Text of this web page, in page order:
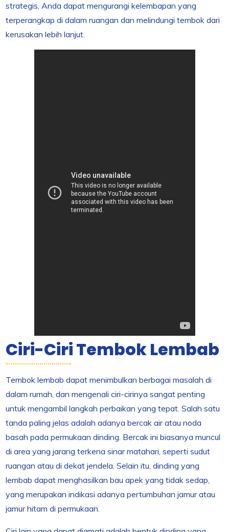
strategis, Anda dapat mengurangi kelembapan yang
terperangkap di dalam ruangan dan melindungi tembok dari
kerusakan lebih lanjut.
Ciri-Ciri Tembok Lembab
Tembok lembab dapat menimbulkan berbagai masalah di
dalam rumah, dan mengenali ciri-cirinya sangat penting
untuk mengambil langkah perbaikan yang tepat. Salah satu
tanda paling jelas adalah adanya bercak air atau noda
basah pada permukaan dinding. Bercak ini biasanya muncul
di area yang jarang terkena sinar matahari, seperti sudut
ruangan atau di dekat jendela. Selain itu, dinding yang
lembab dapat menghasilkan bau apek yang tidak sedap,
yang merupakan indikasi adanya pertumbuhan jamur atau
jamur hitam di permukaan.